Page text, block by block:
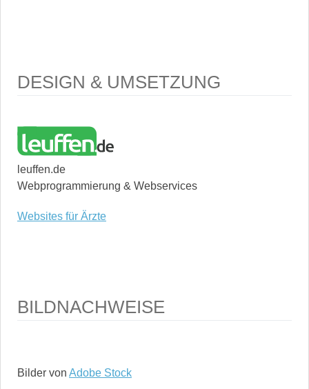
DESIGN & UMSETZUNG
leuffen.de
Webprogrammierung & Webservices
Websites für Ärzte
BILDNACHWEISE
Bilder von Adobe Stock